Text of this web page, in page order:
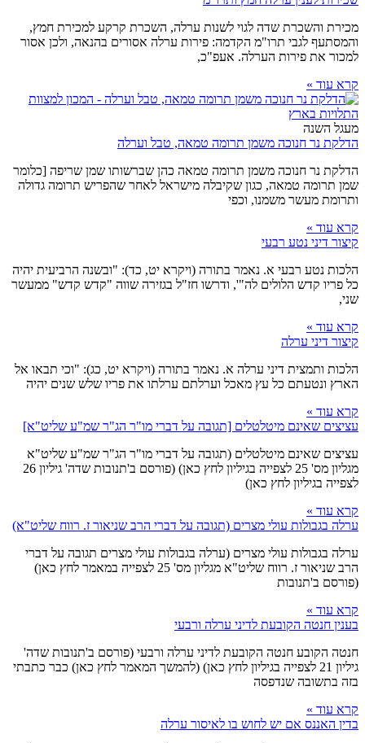
מכירת והשכרת שדה לגוי לשנות ערלה, השכרת קרקע למכירת חמץ,
והמסתעף לגבי תרו"מ הקדמה: פירות ערלה אסורים בהנאה, ולכן אסור
למכור את פירות הערלה. אעפ"כ,
קרא עוד »
מעגל השנה
הדלקת נר חנוכה משמן תרומה טמאה, טבל וערלה
הדלקת נר חנוכה משמן תרומה טמאה כהן שברשותו שמן שריפה [כלומר
שמן תרומה טמאה, כגון שקיבלה מישראל לאחר שהפריש תרומה גדולה
ותרומת מעשר משמנו, וכפי
קרא עוד »
קיצור דיני נטע רבעי
הלכות נטע רבעי א. נאמר בתורה (ויקרא יט, כד): "ובשנה הרביעית יהיה
כל פריו קדש הלולים לה"', ודרשו חז"ל בגזירה שווה "קדש קדש" ממעשר
שני,
קרא עוד »
קיצור דיני ערלה
הלכות ותמצית דיני ערלה א. נאמר בתורה (ויקרא יט, כג): "וכי תבאו אל
הארץ ונטעתם כל עץ מאכל וערלתם ערלתו את פריו שלש שנים יהיה
קרא עוד »
עציצים שאינם מיטלטלים [תגובה על דברי מו"ר הג"ר שמ"ע שליט"א]
עציצים שאינם מיטלטלים (תגובה על דברי מו"ר הג"ר שמ"ע שליט"א
מגליון מס' 25 לצפייה בגיליון לחץ כאן) (פורסם ב'תנובות שדה' גיליון 26
לצפייה בגיליון לחץ כאן)
קרא עוד »
ערלה בגבולות עולי מצרים (תגובה על דברי הרב שניאור ז. רווח שליט"א)
ערלה בגבולות עולי מצרים (ערלה בגבולות עולי מצרים תגובה על דברי
הרב שניאור ז. רווח שליט"א מגליון מס' 25 לצפייה במאמר לחץ כאן)
(פורסם ב'תנובות
קרא עוד »
בענין חנטה הקובעת לדיני ערלה ורבעי
חנטה הקובע חנטה הקובעת לדיני ערלה ורבעי (פורסם ב'תנובות שדה'
גיליון 21 לצפייה בגיליון לחץ כאן) (להמשך המאמר לחץ כאן) כבר כתבתי
בזה בתשובה שנדפסה
קרא עוד »
בדין האננס אם יש לחוש בו לאיסור ערלה